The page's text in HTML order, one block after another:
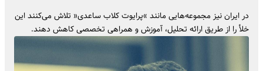
در ایران نیز مجموعه‌هایی مانند »پرایوت کلاب ساعدی« تلاش می‌کنند این
خلأ را از طریق ارائه تحلیل، آموزش و همراهی تخصصی کاهش دهند.